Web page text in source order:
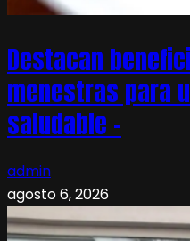
Destacan
menestras para
saludable –
admin
agosto 6, 2026